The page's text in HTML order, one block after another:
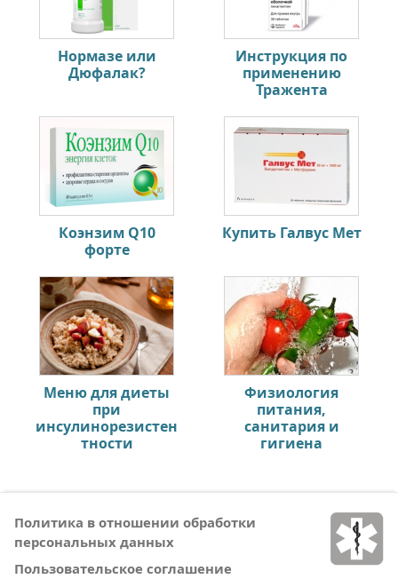
Нормазе или
Дюфалак?
Инструкция по
применению
Тражента
Коэнзим Q10
форте
Купить Галвус Мет
Меню для диеты
при
инсулинорезистен
тности
Физиология
питания,
санитария и
гигиена
Политика в отношении обработки
персональных данных
Пользовательское соглашение